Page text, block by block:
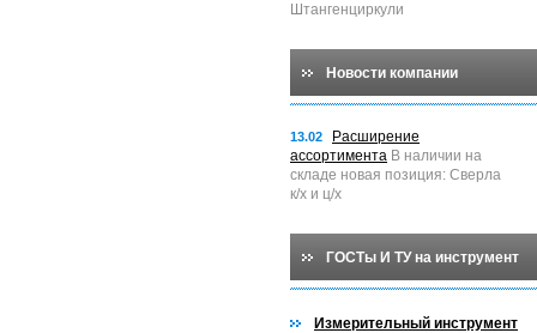
Штангенциркули
Новости компании
13.02
Расширение
ассортимента В наличии на
складе новая позиция: Сверла
к/х и ц/х
ГОСТы И ТУ на инструмент
Измерительный инструмент